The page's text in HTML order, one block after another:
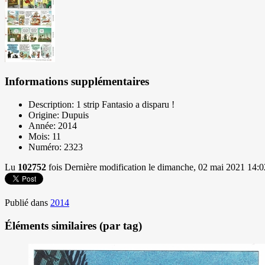
Informations supplémentaires
Description: 1 strip Fantasio a disparu !
Origine: Dupuis
Année: 2014
Mois: 11
Numéro: 2323
Lu 102752 fois Dernière modification le dimanche, 02 mai 2021
Publié dans 2014
Éléments similaires (par tag)